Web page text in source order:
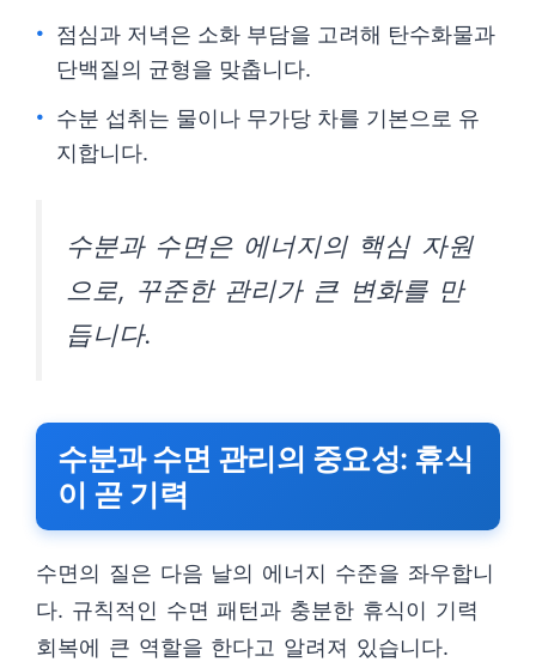
점심과 저녁은 소화 부담을 고려해 탄수화물과
단백질의 균형을 맞춥니다.
수분 섭취는 물이나 무가당 차를 기본으로 유
지합니다.
수분과 수면은 에너지의 핵심 자원
으로, 꾸준한 관리가 큰 변화를 만
듭니다.
수분과 수면 관리의 중요성: 휴식
이 곧 기력
수면의 질은 다음 날의 에너지 수준을 좌우합니
다. 규칙적인 수면 패턴과 충분한 휴식이 기력
회복에 큰 역할을 한다고 알려져 있습니다.